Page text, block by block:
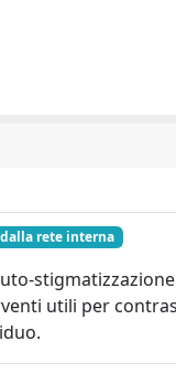
dalla rete interna
utili per